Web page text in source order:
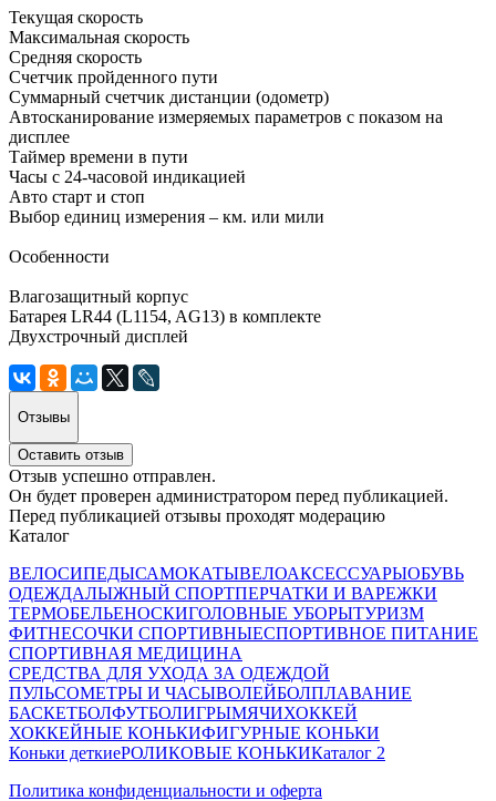
Текущая скорость
Максимальная скорость
Средняя скорость
Счетчик пройденного пути
Суммарный счетчик дистанции (одометр)
Автосканирование измеряемых параметров с показом на
дисплее
Таймер времени в пути
Часы с 24-часовой индикацией
Авто старт и стоп
Выбор единиц измерения – км. или мили
Особенности
Влагозащитный корпус
Батарея LR44 (L1154, AG13) в комплекте
Двухстрочный дисплей
Отзывы
Оставить отзыв
Отзыв успешно отправлен.
Он будет проверен администратором перед публикацией.
Перед публикацией отзывы проходят модерацию
Каталог
ВЕЛОСИПЕДЫСАМОКАТЫВЕЛОАКСЕССУАРЫОБУВЬ
ОДЕЖДАЛЫЖНЫЙ СПОРТПЕРЧАТКИ И ВАРЕЖКИ
ТЕРМОБЕЛЬЕНОСКИГОЛОВНЫЕ УБОРЫТУРИЗМ
ФИТНЕСОЧКИ СПОРТИВНЫЕСПОРТИВНОЕ ПИТАНИЕ
СПОРТИВНАЯ МЕДИЦИНА
СРЕДСТВА ДЛЯ УХОДА ЗА ОДЕЖДОЙ
ПУЛЬСОМЕТРЫ И ЧАСЫВОЛЕЙБОЛПЛАВАНИЕ
БАСКЕТБОЛФУТБОЛИГРЫМЯЧИХОККЕЙ
ХОККЕЙНЫЕ КОНЬКИФИГУРНЫЕ КОНЬКИ
Коньки деткиеРОЛИКОВЫЕ КОНЬКИКаталог 2
Политика конфиденциальности и оферта